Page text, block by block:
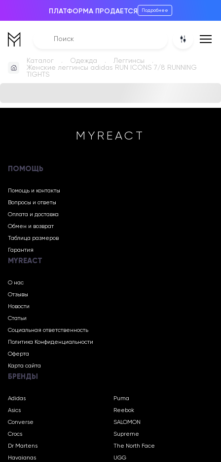
ПЛАТФОРМА ПРОДАЕТСЯ Подробнее
Каталог Одежда
Леггинсы
Женские леггинсы adidas RUN ICONS 7/8 RUNNING
TIGHTS
MYREACT
ПОМОЩЬ
Помощь и контакты
Вопросы и ответы
Оплата и доставка
Обмен и возврат
Таблица размеров
Гарантия
MYREACT
О нас
Отзывы
Новости
Статьи
Социальная ответственность
Политика Конфиденциальности
Оферта
Карта сайта
БРЕНДЫ
Adidas
Asics
Converse
Crocs
Dr Martens
Havaianas
Puma
Reebok
SALOMON
Supreme
The North Face
UGG